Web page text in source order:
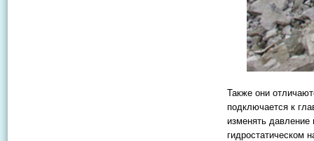
Также они
подключается к
изменять давление
гидростатическом